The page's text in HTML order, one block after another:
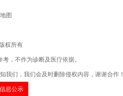
图
权所有
，不作为诊断及医疗依据。
我们，我们会及时删除侵权内容，谢谢合作！
息公示